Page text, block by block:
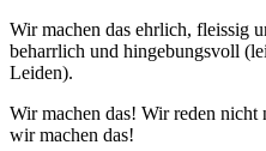
Wir machen das ehrlich, fleissig
beharrlich und hingebungsvoll
Leiden).
Wir machen das! Wir reden nicht
wir machen das!